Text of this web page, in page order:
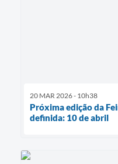
20 MAR 2026 - 10h38
Próxima edição da
definida: 10 de abril